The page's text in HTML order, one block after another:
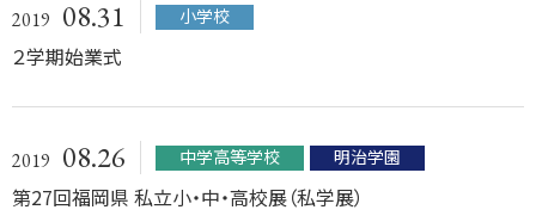
2019 08.31 小学校
２学期始業式
2019 08.26 中学高等学校 明治学園
第27回福岡県 私立小・中・高校展（私学展）